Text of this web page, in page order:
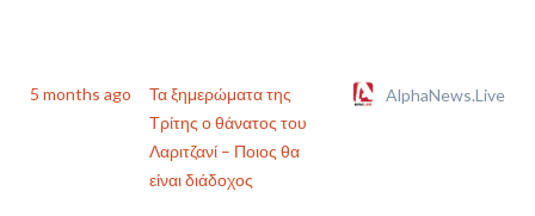
5 months ago
Τα ξημερώματα της
Τρίτης ο θάνατος του
Λαριτζανί – Ποιος θα
είναι διάδοχος
AlphaNews.Live